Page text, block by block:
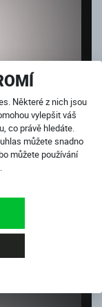
Některé z nich jsou
vylepšit váš
co právě hledáte.
můžete snadno
můžete používání